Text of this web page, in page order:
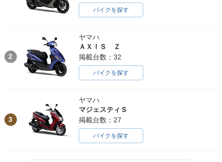
バイクを探す
2
ヤマハ
ＡＸＩＳ Ｚ
掲載台数：32
バイクを探す
3
ヤマハ
マジェスティＳ
掲載台数：27
バイクを探す